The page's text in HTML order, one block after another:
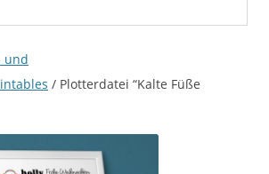
und
/ Plotterdatei “Kalte Füße